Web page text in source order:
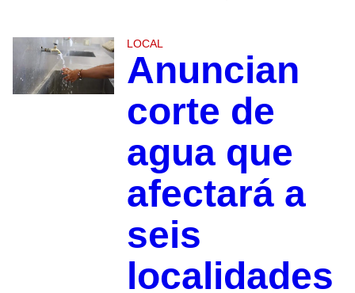
LOCAL
Anuncian
corte de
agua que
afectará a
seis
localidades